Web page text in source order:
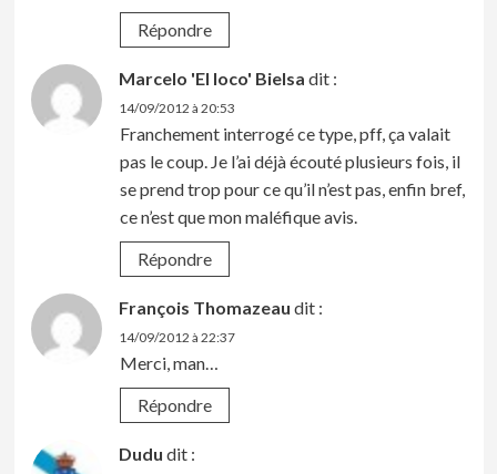
Répondre
Marcelo 'El loco' Bielsa dit :
14/09/2012 à 20:53
Franchement interrogé ce type, pff, ça valait
pas le coup. Je l’ai déjà écouté plusieurs fois, il
se prend trop pour ce qu’il n’est pas, enfin bref,
ce n’est que mon maléfique avis.
Répondre
François Thomazeau dit :
14/09/2012 à 22:37
Merci, man…
Répondre
Dudu dit :